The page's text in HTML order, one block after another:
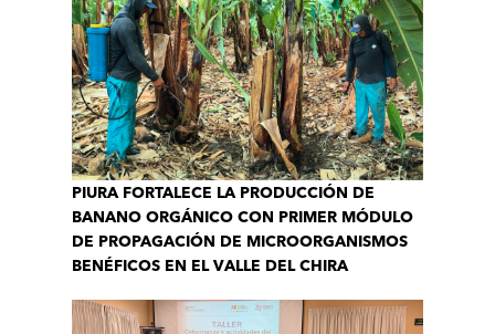
PIURA FORTALECE LA PRODUCCIÓN DE
BANANO ORGÁNICO CON PRIMER MÓDULO
DE PROPAGACIÓN DE MICROORGANISMOS
BENÉFICOS EN EL VALLE DEL CHIRA